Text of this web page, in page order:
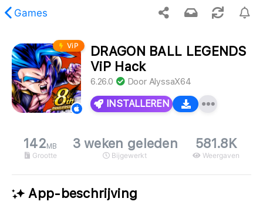
Games
inhoud is niet gevonden.
ViP
DRAGON BALL LEGENDS
ViP Hack
6.26.0 Door AlyssaX64
INSTALLEREN
142 MB
Grootte
3 weken geleden
Bijgewerkt
581.8K
Weergaven
App-beschrijving